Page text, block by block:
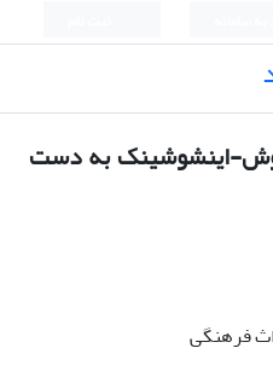
اینشوشینک به دست
فرهنگی